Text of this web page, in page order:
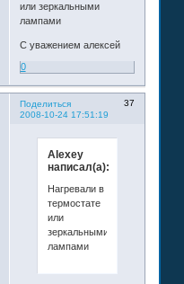
или зеркальными
лампами
С уважением алексей
0
Поделиться
37
2008-10-24 17:51:19
Alexey
написал(а):
Нагревали в
термостате
или
зеркальными
лампами